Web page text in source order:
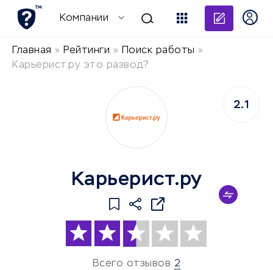
Компании
Главная » Рейтинги » Поиск работы »
Карьерист.ру это развод?
Карьерист.ру
Всего отзывов 2
2.1